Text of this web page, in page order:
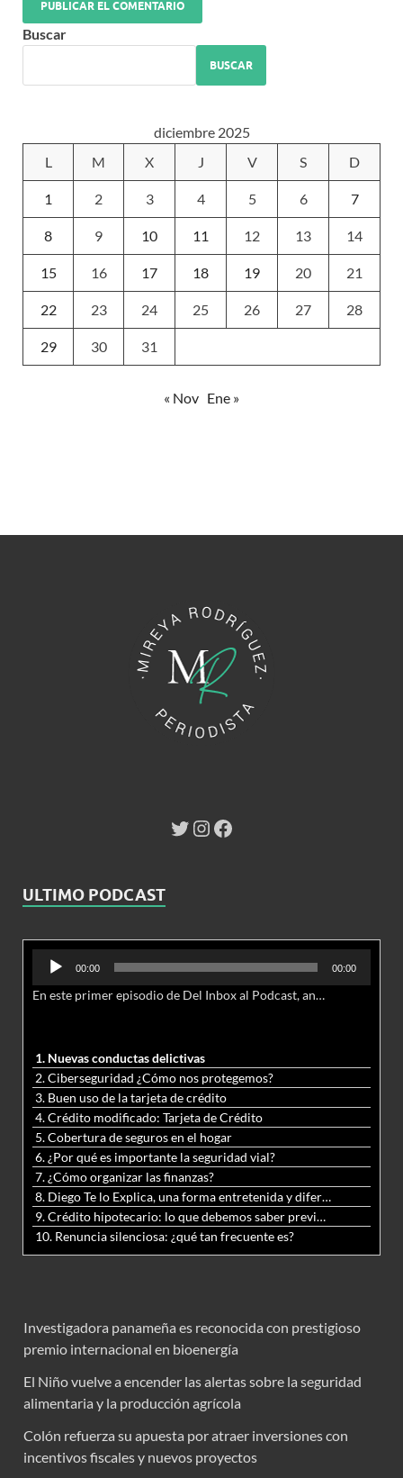
Buscar
BUSCAR
diciembre 2025
L
M X J V S D
1 2 3 4 5 6 7
8 9 10 11 12 13 14
15 16 17 18 19 20 21
22 23 24 25 26 27 28
29 30 31
« Nov Ene »
ULTIMO PODCAST
Reproductor
audio
00:00 00:00
En este primer episodio de Del Inbox al Podcast, analizamos junto al abogado Jonathan Brown las nuevas conductas delictivas cibernéticas y la necesidad de hacer modificaciones al Código Penal.
1. Nuevas conductas delictivas
2. Ciberseguridad ¿Cómo nos protegemos?
3. Buen uso de la tarjeta de crédito
4. Crédito modificado: Tarjeta de Crédito
5. Cobertura de seguros en el hogar
6. ¿Por qué es importante la seguridad vial?
7. ¿Cómo organizar las finanzas?
8. Diego Te lo Explica, una forma entretenida y diferente de aprender matemáticas y ciencias
9. Crédito hipotecario: lo que debemos saber previo a adquirir nuestra vivienda
10. Renuncia silenciosa: ¿qué tan frecuente es?
Investigadora panameña es reconocida con prestigioso
premio internacional en bioenergía
El Niño vuelve a encender las alertas sobre la seguridad
alimentaria y la producción agrícola
Colón refuerza su apuesta por atraer inversiones con
incentivos fiscales y nuevos proyectos